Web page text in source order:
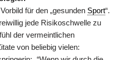
für den „gesunden Sport“.
jede Risikoschwelle zu
der vermeintlichen
von beliebig vielen: